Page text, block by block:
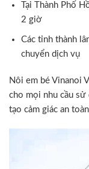
Tại Thành Phố
2 giờ
Các tỉnh thành
chuyển dịch vụ
Nôi em bé Vinanoi
cho mọi nhu cầu
tạo cảm giác an